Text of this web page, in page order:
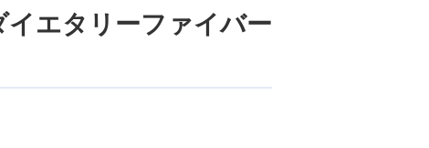
エタリーファイバー